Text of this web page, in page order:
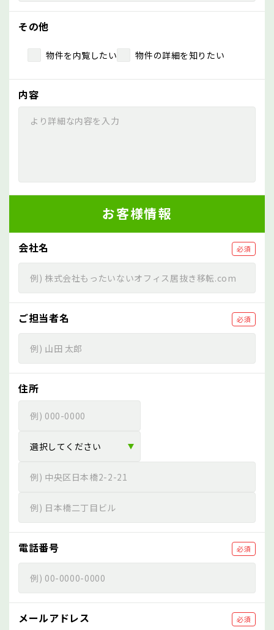
その他
物件を内覧したい 物件の詳細を知りたい
内容
お客様情報
会社名 必須
ご担当者名 必須
住所
電話番号 必須
メールアドレス 必須